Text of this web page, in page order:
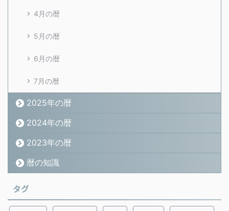
4月の暦
5月の暦
6月の暦
7月の暦
2025年の暦
2024年の暦
2023年の暦
暦の知識
タグ